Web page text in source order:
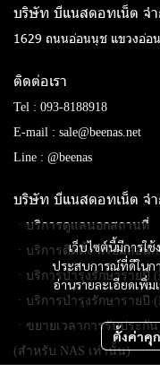
เว็บไซต์นี้มีการใ
ประสบการณ์ที่ดีในก
อ่านรายละเอียดเพิ่ม
ตั้งค่าคุ
บริษัท บีแนสดอทเน็ต จํ
1629 ถนนอ่อนนุช แขวงอ่อ
ติดต่อเรา
Tel : 093-8188918
E-mail : sale@beenas.net
Line : @beenas
บริษัท บีแนสดอทเน็ต จํ
ㆍบริการดูแลนอกสถานที่
ㆍบริการติดตั้ง พร้อมสอน
ㆍบริการบำรุงรักษารายปี
ㆍบริการบำรุงรักษารายปี
ㆍขยายเวลาการรับประกัน
(สำหรับ NAS เท่านั้น)